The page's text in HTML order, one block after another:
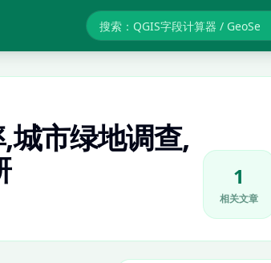
搜索GIS教程与报错
市绿地调查,
1
相关文章